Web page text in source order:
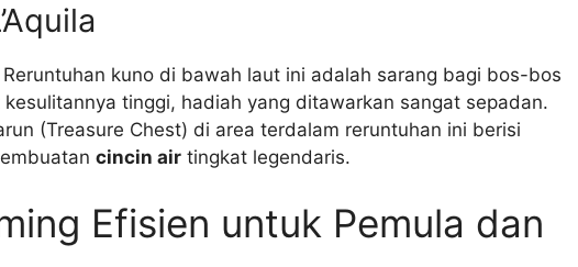
Reruntuhan kuno di bawah laut ini adalah sarang bagi bos-bos
tinggi, hadiah yang ditawarkan sangat sepadan.
(Treasure Chest) di area terdalam reruntuhan ini berisi
cincin air tingkat legendaris.
Efisien untuk Pemula dan